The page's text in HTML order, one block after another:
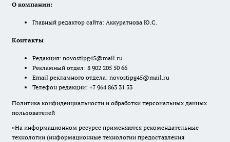
О компании:
Главный редактор сайта: Аккуратнова Ю.С.
Контакты
Редакция: novostipg45@mail.ru
Рекламный отдел: 8 902 205 50 66
Email рекламного отдела: novostipg45@mail.ru
Телефон редакции: +7 964 863 31 33
Политика конфиденциальности и обработки персональных данных
пользователей
«На информационном ресурсе применяются рекомендательные
технологии (информационные технологии предоставления